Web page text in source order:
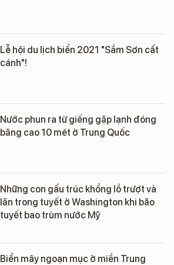
Lễ hội du lịch biển 2021 "Sầm Sơn cất
cánh"!
Nước phun ra từ giếng gặp lạnh đóng
băng cao 10 mét ở Trung Quốc
Những con gấu trúc khổng lồ trượt và
lăn trong tuyết ở Washington khi bão
tuyết bao trùm nước Mỹ
Biển mây ngoạn mục ở miền Trung